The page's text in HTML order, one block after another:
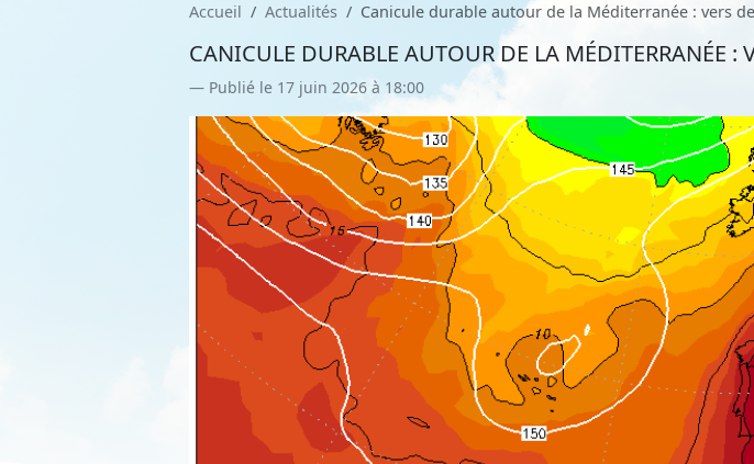
Accueil Actualités Canicule durable autour de la Méditerranée : vers
CANICULE DURABLE AUTOUR DE LA MÉDITERRANÉE :
Publié le 17 juin 2026 à 18:00